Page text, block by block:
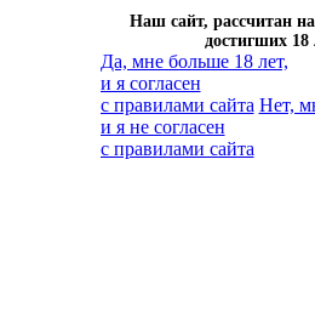
Наш сайт, рассчитан на
достигших 18
Да, мне больше 18 лет,
и я согласен
с правилами сайта Нет,
и я не согласен
с правилами сайта